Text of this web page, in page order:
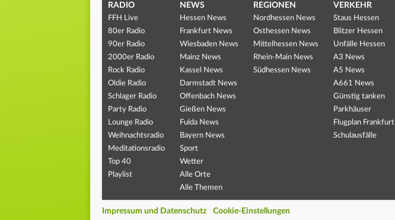
RADIO
FFH Live
80er Radio
90er Radio
2000er Radio
Rock Radio
Oldie Radio
Schlager Radio
Party Radio
Lounge Radio
Weihnachtsradio
Meditationsradio
Top 40
Playlist
NEWS
Hessen News
Frankfurt News
Wiesbaden News
Mainz News
Kassel News
Darmstadt News
Offenbach News
Gießen News
Fulda News
Bayern News
Sport
Wetter
Alle Orte
Alle Themen
REGIONEN
Nordhessen News
Osthessen News
Mittelhessen News
Rhein-Main News
Südhessen News
VERKEHR
Staus Hessen
Blitzer Hessen
Unfälle Hessen
A3 News
A5 News
A661 News
Günstig tanken
Parkhäuser
Flugplan Frankfurt
Schulausfälle
Impressum und Datenschutz Cookie-Einstellungen